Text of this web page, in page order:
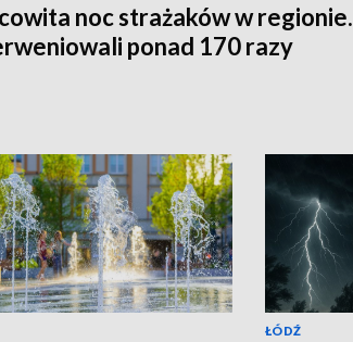
noc strażaków w regionie.
ponad 170 razy
ŁÓDŹ